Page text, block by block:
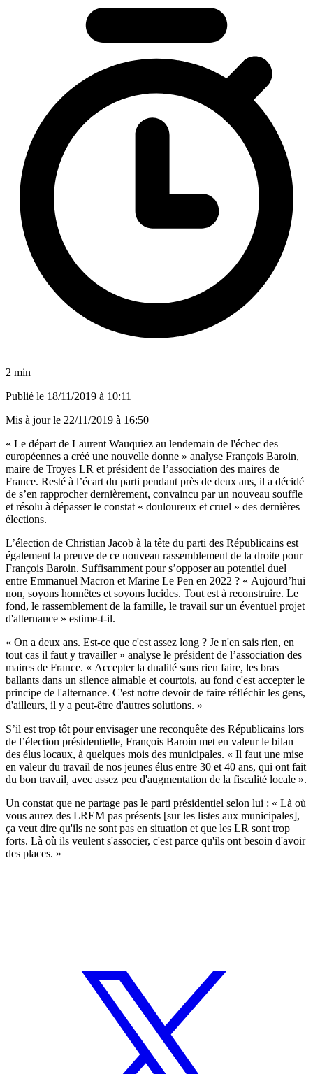
2 min
Publié le 18/11/2019 à 10:11
Mis à jour le 22/11/2019 à 16:50
« Le départ de Laurent Wauquiez au lendemain de l'échec des
européennes a créé une nouvelle donne » analyse François Baroin,
maire de Troyes LR et président de l’association des maires de
France. Resté à l’écart du parti pendant près de deux ans, il a décidé
de s’en rapprocher dernièrement, convaincu par un nouveau souffle
et résolu à dépasser le constat « douloureux et cruel » des dernières
élections.
L’élection de Christian Jacob à la tête du parti des Républicains est
également la preuve de ce nouveau rassemblement de la droite pour
François Baroin. Suffisamment pour s’opposer au potentiel duel
entre Emmanuel Macron et Marine Le Pen en 2022 ? « Aujourd’hui
non, soyons honnêtes et soyons lucides. Tout est à reconstruire. Le
fond, le rassemblement de la famille, le travail sur un éventuel projet
d'alternance » estime-t-il.
« On a deux ans. Est-ce que c'est assez long ? Je n'en sais rien, en
tout cas il faut y travailler » analyse le président de l’association des
maires de France. « Accepter la dualité sans rien faire, les bras
ballants dans un silence aimable et courtois, au fond c'est accepter le
principe de l'alternance. C'est notre devoir de faire réfléchir les gens,
d'ailleurs, il y a peut-être d'autres solutions. »
S’il est trop tôt pour envisager une reconquête des Républicains lors
de l’élection présidentielle, François Baroin met en valeur le bilan
des élus locaux, à quelques mois des municipales. « Il faut une mise
en valeur du travail de nos jeunes élus entre 30 et 40 ans, qui ont fait
du bon travail, avec assez peu d'augmentation de la fiscalité locale ».
Un constat que ne partage pas le parti présidentiel selon lui : « Là où
vous aurez des LREM pas présents [sur les listes aux municipales],
ça veut dire qu'ils ne sont pas en situation et que les LR sont trop
forts. Là où ils veulent s'associer, c'est parce qu'ils ont besoin d'avoir
des places. »